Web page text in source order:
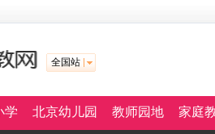
全国站
学 北京幼儿园 教师园地 家庭